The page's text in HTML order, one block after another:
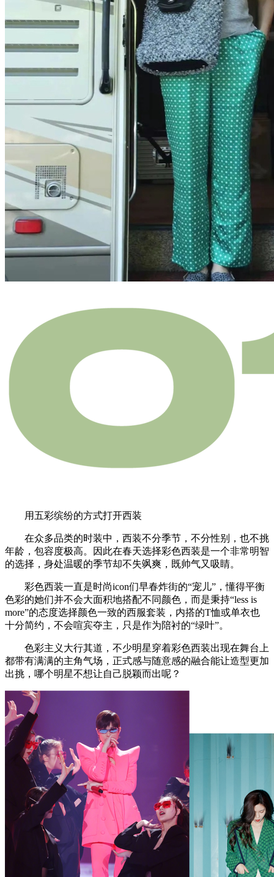
用五彩缤纷的方式打开西装
在众多品类的时装中，西装不分季节，不分性别，也不挑
年龄，包容度极高。因此在春天选择彩色西装是一个非常明智
的选择，身处温暖的季节却不失飒爽，既帅气又吸睛。
彩色西装一直是时尚icon们早春炸街的“宠儿”，懂得平衡
色彩的她们并不会大面积地搭配不同颜色，而是秉持“less is
more”的态度选择颜色一致的西服套装，内搭的T恤或单衣也
十分简约，不会喧宾夺主，只是作为陪衬的“绿叶”。
色彩主义大行其道，不少明星穿着彩色西装出现在舞台上
都带有满满的主角气场，正式感与随意感的融合能让造型更加
出挑，哪个明星不想让自己脱颖而出呢？